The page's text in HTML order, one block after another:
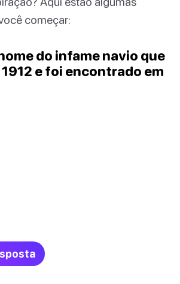
começar:
do infame navio que
e foi encontrado em